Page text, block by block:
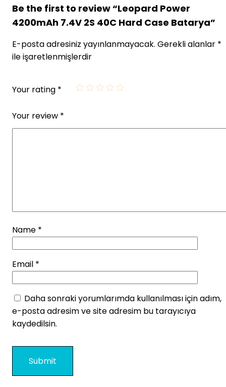
Be the first to review “Leopard Power
4200mAh 7.4V 2S 40C Hard Case Batarya”
E-posta adresiniz yayınlanmayacak. Gerekli alanlar *
ile işaretlenmişlerdir
Your rating *
Your review *
Name *
Email *
Daha sonraki yorumlarımda kullanılması için adım,
e-posta adresim ve site adresim bu tarayıcıya
kaydedilsin.